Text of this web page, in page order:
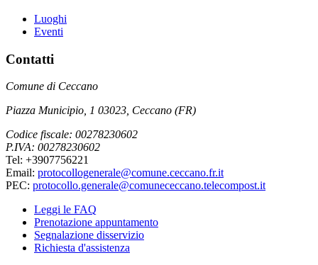
Luoghi
Eventi
Contatti
Comune di Ceccano
Piazza Municipio, 1 03023, Ceccano (FR)
Codice fiscale: 00278230602
P.IVA: 00278230602
Tel: +3907756221
Email: protocollogenerale@comune.ceccano.fr.it
PEC: protocollo.generale@comunececcano.telecompost.it
Leggi le FAQ
Prenotazione appuntamento
Segnalazione disservizio
Richiesta d'assistenza